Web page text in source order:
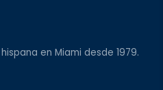
en Miami desde 1979.